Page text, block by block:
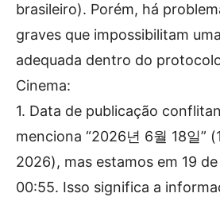
brasileiro). Porém, há
graves que impossibilitam
adequada dentro do
Cinema:
1. Data de publicação
menciona “2026년 6월 18일”
2026), mas estamos em 19
00:55. Isso significa a